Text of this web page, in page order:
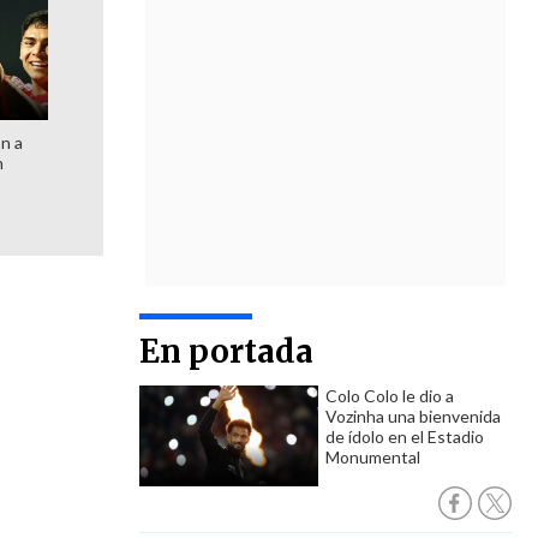
En portada
Colo Colo le dio a
Vozinha una bienvenida
de ídolo en el Estadio
Monumental
a